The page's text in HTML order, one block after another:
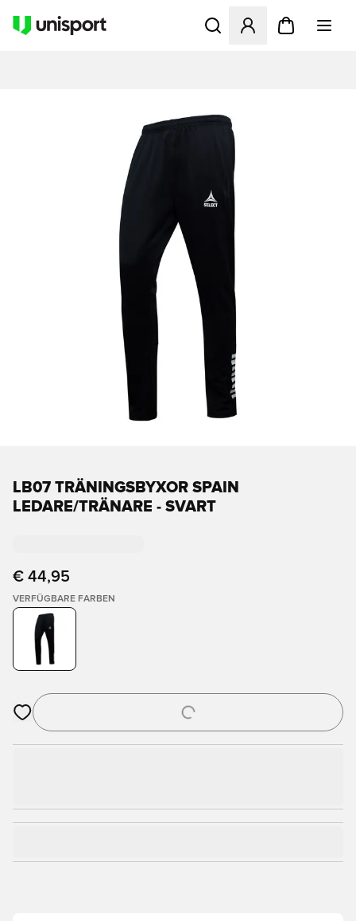
Öffnet ein Fenster zum
LB07 TRÄNINGSBYXOR SPAIN
LEDARE/TRÄNARE - SVART
€ 44,95
VERFÜGBARE FARBEN
Öffnet ein Fenster zum Anmelden oder Registrieren als